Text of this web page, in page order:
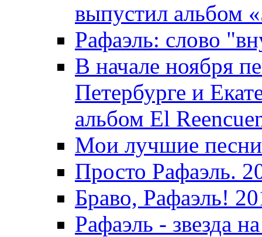
выпустил альбом
Рафаэль: слово
В начале ноября
Петербурге и
альбом El
Мои лучшие
Просто Рафаэль.
Браво, Рафаэль!
Рафаэль - звезда